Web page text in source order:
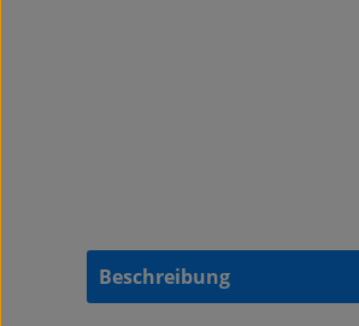
Beschreibung